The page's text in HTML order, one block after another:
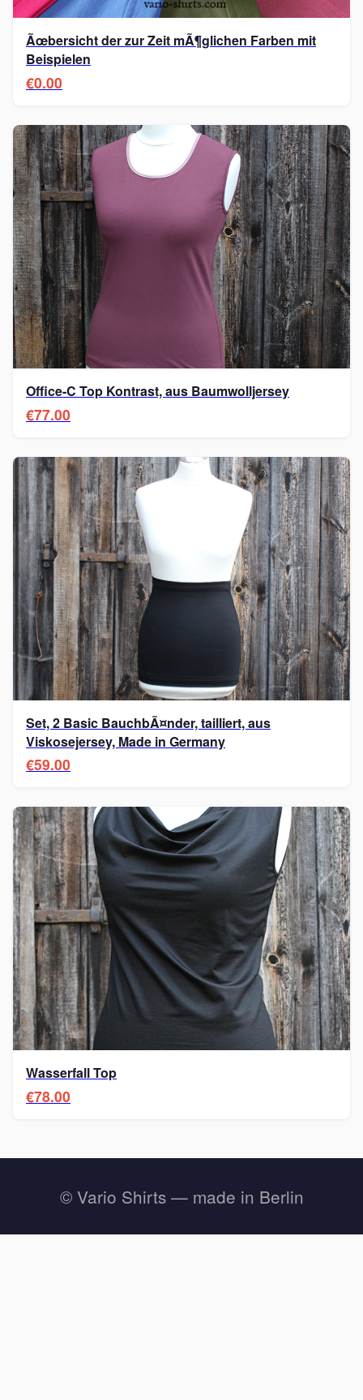
Ãœbersicht der zur Zeit mÃ¶glichen Farben mit
Beispielen
€0.00
Office-C Top Kontrast, aus Baumwolljersey
€77.00
Set, 2 Basic BauchbÃ¤nder, tailliert, aus
Viskosejersey, Made in Germany
€59.00
Wasserfall Top
€78.00
© Vario Shirts — made in Berlin